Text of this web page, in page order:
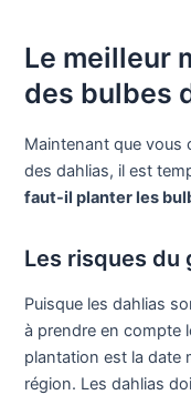
Le meilleur
des bulbes
Maintenant que vous
des dahlias, il est
faut-il planter les
Les risques du
Puisque les dahlias
à prendre en compte
plantation est la date
région. Les dahlias